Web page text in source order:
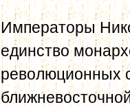
Императоры
единство
революционных